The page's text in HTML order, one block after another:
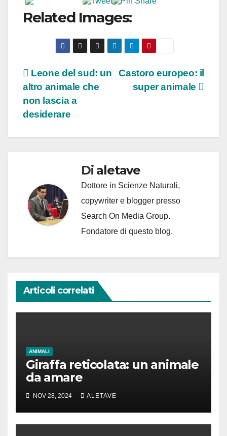
Related Images:
Navigazione
articoli
Castoro europeo: il
super animale
Leone del sud: un
altro animale che
non lascia a
desiderare
Di aletave
Dottore in Scienze Naturali,
copywriter e blogger presso
Search On Media Group.
Fondatore di questo blog.
Articoli correlati
ANIMALI
Giraffa reticolata: un animale
da amare
NOV 28, 2024 ALETAVE